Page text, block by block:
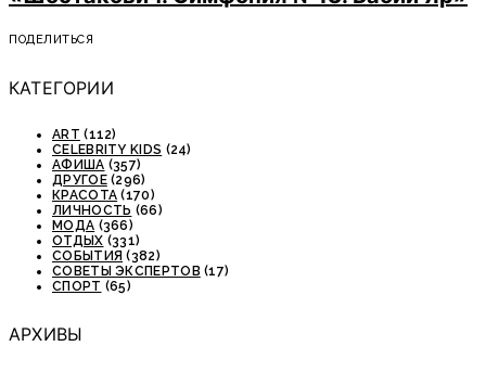
ПОДЕЛИТЬСЯ
КАТЕГОРИИ
ART (112)
CELEBRITY KIDS (24)
АФИША (357)
ДРУГОЕ(296)
КРАСОТА (170)
ЛИЧНОСТЬ (66)
МОДА (366)
ОТДЫХ (331)
СОБЫТИЯ (382)
СОВЕТЫ ЭКСПЕРТОВ (17)
СПОРТ (65)
АРХИВЫ